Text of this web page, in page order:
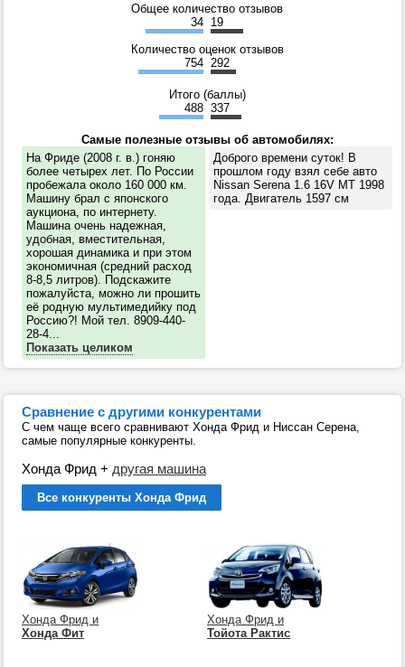
Общее количество отзывов
34 19
Количество оценок отзывов
754 292
Итого (баллы)
488 337
Самые полезные отзывы об автомобилях:
На Фриде (2008 г. в.) гоняю
более четырех лет. По России
пробежала около 160 000 км.
Машину брал с японского
аукциона, по интернету.
Машина очень надежная,
удобная, вместительная,
хорошая динамика и при этом
экономичная (средний расход
8-8,5 литров). Подскажите
пожалуйста, можно ли прошить
её родную мультимедийку под
Россию?! Мой тел. 8909-440-
28-4...
Показать целиком
Доброго времени суток! В
прошлом году взял себе авто
Nissan Serena 1.6 16V MT 1998
года. Двигатель 1597 см
Сравнение с другими конкурентами
С чем чаще всего сравнивают Хонда Фрид и Ниссан Серена,
самые популярные конкуренты.
Хонда Фрид + другая машина
Все конкуренты Хонда Фрид
Хонда Фрид и
Хонда Фит
Хонда Фрид и
Тойота Рактис